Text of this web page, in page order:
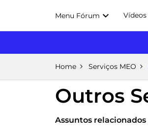
Menu Fórum
Home Serviços MEO
Outros
Assuntos relacionados